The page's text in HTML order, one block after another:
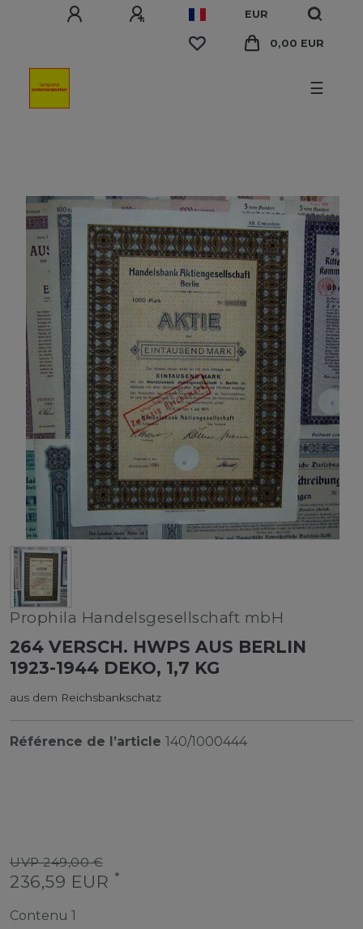
EUR
0,00 EUR
☰
Prophila Handelsgesellschaft mbH
264 VERSCH. HWPS AUS BERLIN
1923-1944 DEKO, 1,7 KG
aus dem Reichsbankschatz
Référence de l’article 140/1000444
UVP 249,00 €
236,59 EUR *
Contenu 1